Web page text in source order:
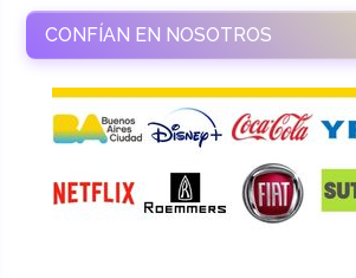
RAMASSO PRODUCTORA